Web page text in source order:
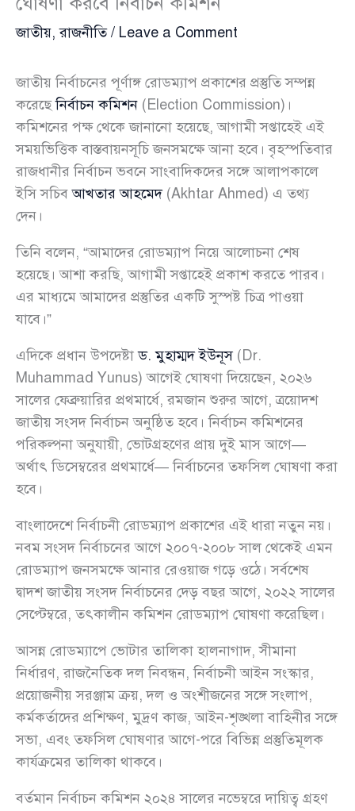
জাতীয়,রাজনীতি/ Leave a Comment
জাতীয় নির্বাচনের পূর্ণাঙ্গ রোডম্যাপ প্রকাশের প্রস্তুতি সম্পন্ন
করেছেনির্বাচন কমিশন (Election Commission)।
কমিশনের পক্ষ থেকে জানানো হয়েছে, আগামী সপ্তাহেই এই
সময়ভিত্তিক বাস্তবায়নসূচি জনসমক্ষে আনা হবে। বৃহস্পতিবার
রাজধানীর নির্বাচন ভবনে সাংবাদিকদের সঙ্গে আলাপকালে
ইসি সচিবআখতার আহমেদ(Akhtar Ahmed) এ তথ্য
দেন।
তিনি বলেন, “আমাদের রোডম্যাপ নিয়ে আলোচনা শেষ
হয়েছে। আশা করছি, আগামী সপ্তাহেই প্রকাশ করতে পারব।
এর মাধ্যমে আমাদের প্রস্তুতির একটি সুস্পষ্ট চিত্র পাওয়া
যাবে।”
এদিকে প্রধান উপদেষ্টাড. মুহাম্মদ ইউনূস(Dr.
Muhammad Yunus) আগেই ঘোষণা দিয়েছেন, ২০২৬
সালের ফেব্রুয়ারির প্রথমার্ধে, রমজান শুরুর আগে, ত্রয়োদশ
জাতীয় সংসদ নির্বাচন অনুষ্ঠিত হবে। নির্বাচন কমিশনের
পরিকল্পনা অনুযায়ী, ভোটগ্রহণের প্রায় দুই মাস আগে—
অর্থাৎ ডিসেম্বরের প্রথমার্ধে— নির্বাচনের তফসিল ঘোষণা করা
হবে।
বাংলাদেশে নির্বাচনী রোডম্যাপ প্রকাশের এই ধারা নতুন নয়।
নবম সংসদ নির্বাচনের আগে ২০০৭-২০০৮ সাল থেকেই এমন
রোডম্যাপ জনসমক্ষে আনার রেওয়াজ গড়ে ওঠে। সর্বশেষ
দ্বাদশ জাতীয় সংসদ নির্বাচনের দেড় বছর আগে, ২০২২ সালের
সেপ্টেম্বরে, তৎকালীন কমিশন রোডম্যাপ ঘোষণা করেছিল।
আসন্ন রোডম্যাপে ভোটার তালিকা হালনাগাদ, সীমানা
নির্ধারণ, রাজনৈতিক দল নিবন্ধন, নির্বাচনী আইন সংস্কার,
প্রয়োজনীয় সরঞ্জাম ক্রয়, দল ও অংশীজনের সঙ্গে সংলাপ,
কর্মকর্তাদের প্রশিক্ষণ, মুদ্রণ কাজ, আইন-শৃঙ্খলা বাহিনীর সঙ্গে
সভা, এবং তফসিল ঘোষণার আগে-পরে বিভিন্ন প্রস্তুতিমূলক
কার্যক্রমের তালিকা থাকবে।
বর্তমান নির্বাচন কমিশন ২০২৪ সালের নভেম্বরে দায়িত্ব গ্রহণ